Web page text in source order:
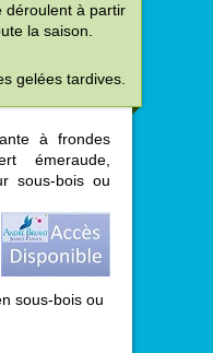
déroulent à partir
la saison.
gelées tardives.
à frondes
émeraude,
sous-bois ou
sous-bois ou